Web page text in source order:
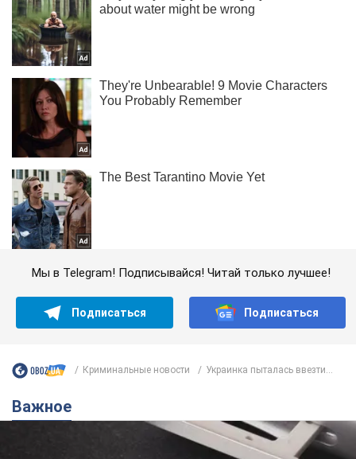
Мы в Telegram! Подписывайся! Читай только лучшее!
Подписаться Подписаться
Криминальные новости Украинка пыталась ввезти...
Важное